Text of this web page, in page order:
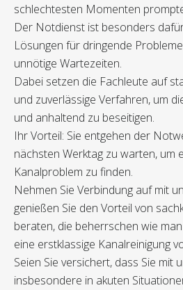
schlechtesten Momenten
Der Notdienst ist besonders
Lösungen für dringende
unnötige Wartezeiten.
Dabei setzen die Fachleute auf
und zuverlässige Verfahren, um
und anhaltend zu beseitigen.
Ihr Vorteil: Sie entgehen der
nächsten Werktag zu warten, um
Kanalproblem zu finden.
Nehmen Sie Verbindung auf mit
genießen Sie den Vorteil von
beraten, die beherrschen wie
eine erstklassige Kanalreinigung
Seien Sie versichert, dass Sie mit
insbesondere in akuten